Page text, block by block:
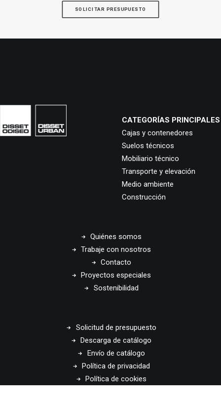
SOLICITAR PRESUPUESTO
CATEGORÍAS PRINCIPALES
Cajas y contenedores
Suelos técnicos
Mobiliario técnico
Transporte y elevación
Medio ambiente
Construcción
Quiénes somos
Trabaje con nosotros
Contacto
Proyectos especiales
Sostenibilidad
Solicitud de presupuesto
Descarga de catálogo
Envío de catálogo
Política de privacidad
Política de cookies